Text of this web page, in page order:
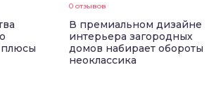
0 отзывов
В премиальном дизайне
интерьера загородных
домов набирает обороты
неоклассика